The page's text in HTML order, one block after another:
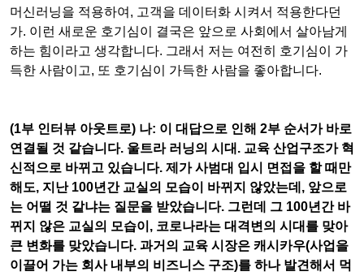
머신러닝을 적용하여 , 고객을 데이터화 시켜서 적용한다던
가. 이런 새로운 호기심이 결국은 앞으로 사회에서 살아남게
하는 힘이라고 생각합니다. 그래서 저는 여전히 호기심이 가
득한 사람이고, 또 호기심이 가득한 사람을 좋아합니다.
(1부 인터뷰 아웃트로) 나: 이 대답으로 인해 2부 순서가 바로
연결될 것 같습니다. 울트라 러닝의 시대 . 교육 산업구조가 혁
신적으로 바뀌고 있습니다. 제가 사범대 입시 면접을 할 때만
해도, 지난 100년간 교실의 모습이 바뀌지 않았는데 , 앞으로
는 어떨 것 같냐는 질문을 받았습니다. 그런데 그 100년간 바
뀌지 않은 교실의 모습이 , 코로나라는 대격변의 시대를 맞아
큰 변화를 맞았습니다. 과거의 교육 시장은 캐시카우(사업을
이끌어 가는 회사 내부의 비즈니스 구조)를 하나 발견해서 먹